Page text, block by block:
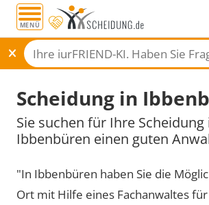
MENÜ
Scheidung in
Sie suchen für Ihre Scheidung
Ibbenbüren einen guten
"In Ibbenbüren haben Sie die
Ort mit Hilfe eines Fachanwaltes